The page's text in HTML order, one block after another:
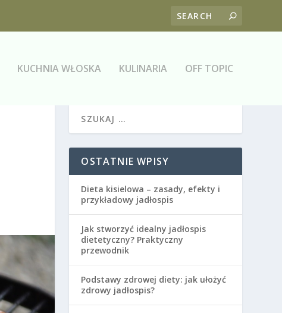
KUCHNIA WŁOSKA KULINARIA OFF TOPIC
OSTATNIE WPISY
Dieta kisielowa – zasady, efekty i
przykładowy jadłospis
Jak stworzyć idealny jadłospis
dietetyczny? Praktyczny
przewodnik
Podstawy zdrowej diety: jak ułożyć
zdrowy jadłospis?